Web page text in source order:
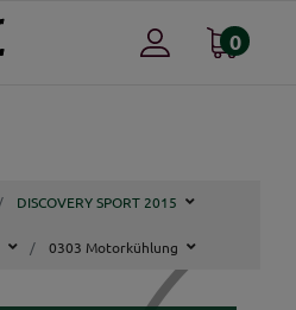
0
DISCOVERY SPORT 2015
0303 Motorkühlung